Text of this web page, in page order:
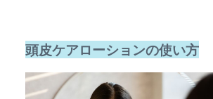
頭皮ケアローションの使い方